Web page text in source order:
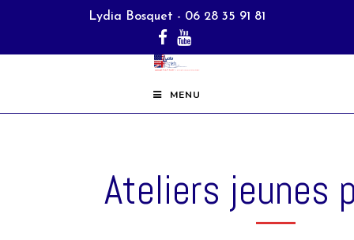
Lydia Bosquet - 06 28 35 91 81
MENU
Ateliers jeunes